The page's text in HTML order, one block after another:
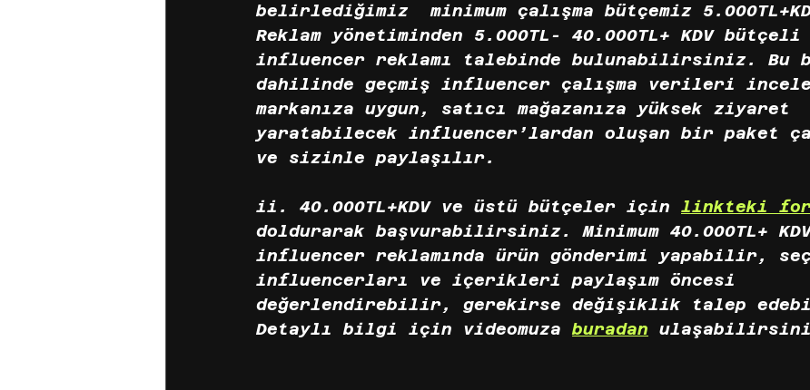
belirlediğimiz  minimum çalışma bütçemiz
Reklam yönetiminden 5.000TL- 40.000TL+ KDV bütçeli
influencer reklamı talebinde bulunabilirsiniz. Bu
dahilinde geçmiş influencer çalışma verileri
markanıza uygun, satıcı mağazanıza yüksek ziyaret
yaratabilecek influencer’lardan oluşan bir paket
ve sizinle paylaşılır.
ii. 40.000TL+KDV ve üstü bütçeler için linkteki
doldurarak başvurabilirsiniz. Minimum 40.000TL+
influencer reklamında ürün gönderimi yapabilir,
influencerları ve içerikleri paylaşım öncesi
değerlendirebilir, gerekirse değişiklik talep
Detaylı bilgi için videomuza buradan